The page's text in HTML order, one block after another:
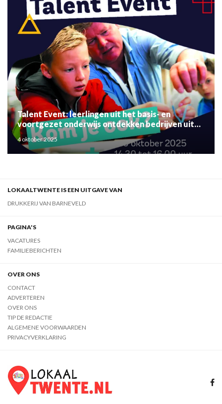
Talent Event: leerlingen uit het basis- en
voortgezet onderwijs ontdekken bedrijven uit
de regio
4 oktober 2025
LOKAALTWENTE IS EEN UITGAVE VAN
DRUKKERIJ VAN BARNEVELD
PAGINA'S
VACATURES
FAMILIEBERICHTEN
OVER ONS
CONTACT
ADVERTEREN
OVER ONS
TIP DE REDACTIE
ALGEMENE VOORWAARDEN
PRIVACYVERKLARING